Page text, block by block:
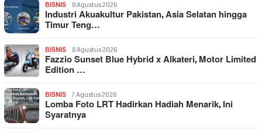
BISNIS 8 Agustus 2026
Industri Akuakultur Pakistan, Asia Selatan hingga
Timur Teng…
BISNIS 8 Agustus 2026
Fazzio Sunset Blue Hybrid x Alkateri, Motor Limited
Edition …
BISNIS 7 Agustus 2026
Lomba Foto LRT Hadirkan Hadiah Menarik, Ini
Syaratnya